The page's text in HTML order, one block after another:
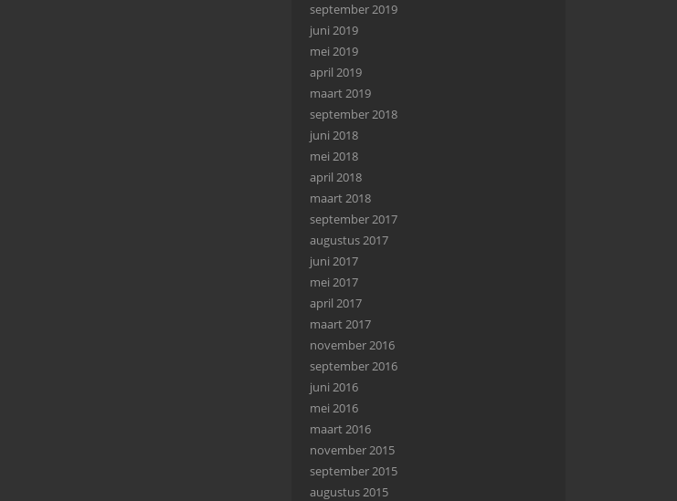
september 2019
juni 2019
mei 2019
april 2019
maart 2019
september 2018
juni 2018
mei 2018
april 2018
maart 2018
september 2017
augustus 2017
juni 2017
mei 2017
april 2017
maart 2017
november 2016
september 2016
juni 2016
mei 2016
maart 2016
november 2015
september 2015
augustus 2015